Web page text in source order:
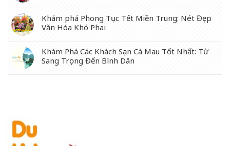
Khám phá Phong Tục Tết Miền Trung: Nét Đẹp
Văn Hóa Khó Phai
Khám Phá Các Khách Sạn Cà Mau Tốt Nhất: Từ
Sang Trọng Đến Bình Dân